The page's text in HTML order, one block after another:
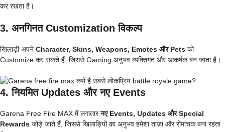
कर रखता है।
3. अनगिनत Customization विकल्प
खिलाड़ी अपने Character, Skins, Weapons, Emotes और Pets को
Customize कर सकते हैं, जिससे Gaming अनुभव व्यक्तिगत और आकर्षक बन जाता है।
4. नियमित Updates और नए Events
Garena Free Fire MAX में लगातारनए Events, Updates और Special
Rewards जोड़े जाते हैं, जिससे खिलाड़ियों का अनुभव हमेशा ताज़ा और रोमांचक बना रहता